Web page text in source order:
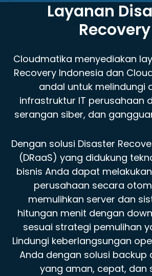
Layanan
Recovery
Cloudmatika menyediakan
Recovery Indonesia dan
andal untuk melindungi
infrastruktur IT perusahaan
serangan siber, dan
Dengan solusi Disaster
(DRaaS) yang didukung
bisnis Anda dapat
perusahaan secara
memulihkan server dan
hitungan menit dengan
sesuai strategi pemulihan
Lindungi keberlangsungan
Anda dengan solusi backup
yang aman, cepat, dan